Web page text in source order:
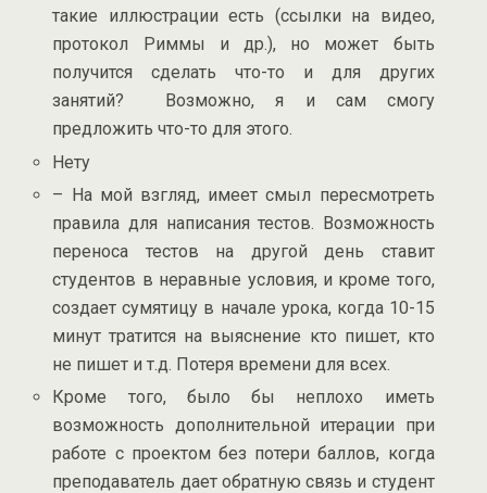
такие иллюстрации есть (ссылки на видео,
протокол Риммы и др.), но может быть
получится сделать что-то и для других
занятий? Возможно, я и сам смогу
предложить что-то для этого.
Нету
– На мой взгляд, имеет смыл пересмотреть
правила для написания тестов. Возможность
переноса тестов на другой день ставит
студентов в неравные условия, и кроме того,
создает сумятицу в начале урока, когда 10-15
минут тратится на выяснение кто пишет, кто
не пишет и т.д. Потеря времени для всех.
Кроме того, было бы неплохо иметь
возможность дополнительной итерации при
работе с проектом без потери баллов, когда
преподаватель дает обратную связь и студент